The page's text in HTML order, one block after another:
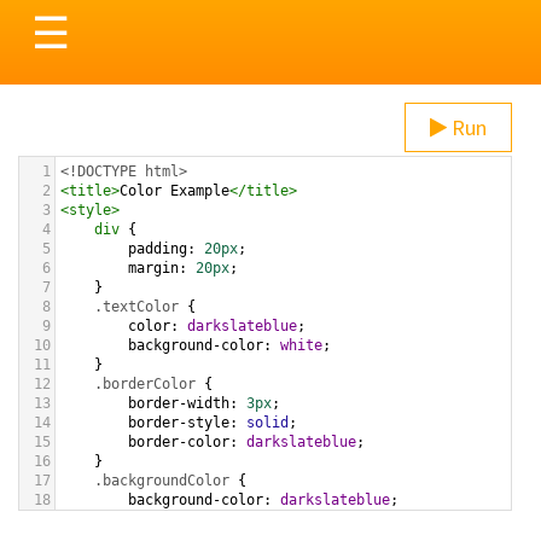
Toggle
navigation
☰
Run
1 <!DOCTYPE html>
2
<title>Color Example</title>
3 <style>
4
div {
5
padding: 20px;
6
margin: 20px;
7
}
8
.textColor {
9
color: darkslateblue;
10
background-color: white;
11
}
12
.borderColor {
13
border-width: 3px;
14
border-style: solid ;
15
border-color: darkslateblue;
16
}
17
.backgroundColor {
18
background-color: darkslateblue;